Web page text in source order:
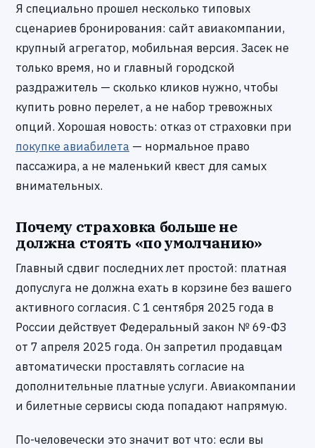
Я специально прошел несколько типовых
сценариев бронирования: сайт авиакомпании,
крупный агрегатор, мобильная версия. Засек не
только время, но и главный городской
раздражитель — сколько кликов нужно, чтобы
купить ровно перелет, а не набор тревожных
опций. Хорошая новость: отказ от страховки при
покупке авиабилета — нормальное право
пассажира, а не маленький квест для самых
внимательных.
Почему страховка больше не
должна стоять «по умолчанию»
Главный сдвиг последних лет простой: платная
допуслуга не должна ехать в корзине без вашего
активного согласия. С 1 сентября 2025 года в
России действует Федеральный закон № 69-ФЗ
от 7 апреля 2025 года. Он запретил продавцам
автоматически проставлять согласие на
дополнительные платные услуги. Авиакомпании
и билетные сервисы сюда попадают напрямую.
По-человечески это значит вот что: если вы